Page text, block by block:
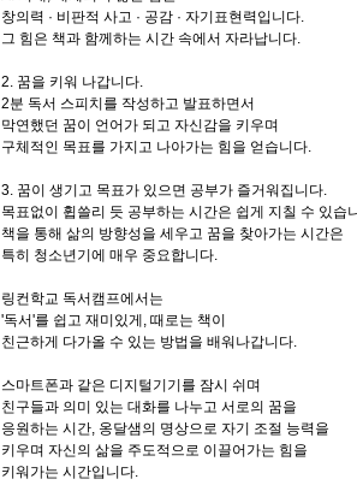
창의력 · 비판적 사고 · 공감 · 자기표현력입니다.
그 힘은 책과 함께하는 시간 속에서 자라납니다.
2. 꿈을 키워 나갑니다.
2분 독서 스피치를 작성하고 발표하면서
막연했던 꿈이 언어가 되고 자신감을 키우며
구체적인 목표를 가지고 나아가는 힘을 얻습니다.
3. 꿈이 생기고 목표가 있으면 공부가 즐거워집니다.
목표없이 휩쓸리 듯 공부하는 시간은 쉽게 지칠 수 있습
책을 통해 삶의 방향성을 세우고 꿈을 찾아가는 시간은
특히 청소년기에 매우 중요합니다.
링컨학교 독서캠프에서는
'독서'를 쉽고 재미있게, 때로는 책이
친근하게 다가올 수 있는 방법을 배워나갑니다.
스마트폰과 같은 디지털기기를 잠시 쉬며
친구들과 의미 있는 대화를 나누고 서로의 꿈을
응원하는 시간, 옹달샘의 명상으로 자기 조절 능력을
키우며 자신의 삶을 주도적으로 이끌어가는 힘을
키워가는 시간입니다.